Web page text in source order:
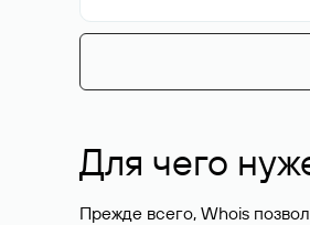
Для чего
Прежде всего, Whois